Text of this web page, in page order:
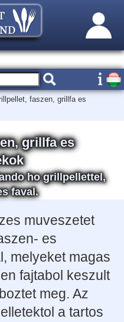
faszen, grillfa es
grillfa es
ho grillpellettel,
faval.
muveszetet
es
melyeket magas
fajtabol keszult
meg. Az
a tartos